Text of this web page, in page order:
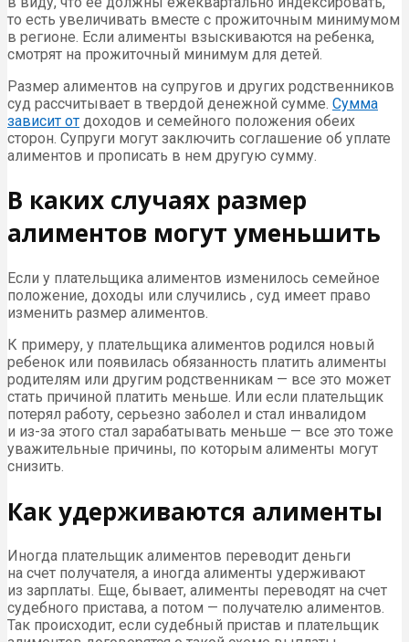
то есть увеличивать вместе с прожиточным минимумом
в регионе. Если алименты взыскиваются на ребенка,
смотрят на прожиточный минимум для детей.
Размер алиментов на супругов и других родственников
суд рассчитывает в твердой денежной сумме. Сумма
зависит от доходов и семейного положения обеих
сторон. Супруги могут заключить соглашение об уплате
алиментов и прописать в нем другую сумму.
В каких случаях размер
алиментов могут уменьшить
Если у плательщика алиментов изменилось семейное
положение, доходы или случились , суд имеет право
изменить размер алиментов.
К примеру, у плательщика алиментов родился новый
ребенок или появилась обязанность платить алименты
родителям или другим родственникам — все это может
стать причиной платить меньше. Или если плательщик
потерял работу, серьезно заболел и стал инвалидом
и из-за этого стал зарабатывать меньше — все это тоже
уважительные причины, по которым алименты могут
снизить.
Как удерживаются алименты
Иногда плательщик алиментов переводит деньги
на счет получателя, а иногда алименты удерживают
из зарплаты. Еще, бывает, алименты переводят на счет
судебного пристава, а потом — получателю алиментов.
Так происходит, если судебный пристав и плательщик